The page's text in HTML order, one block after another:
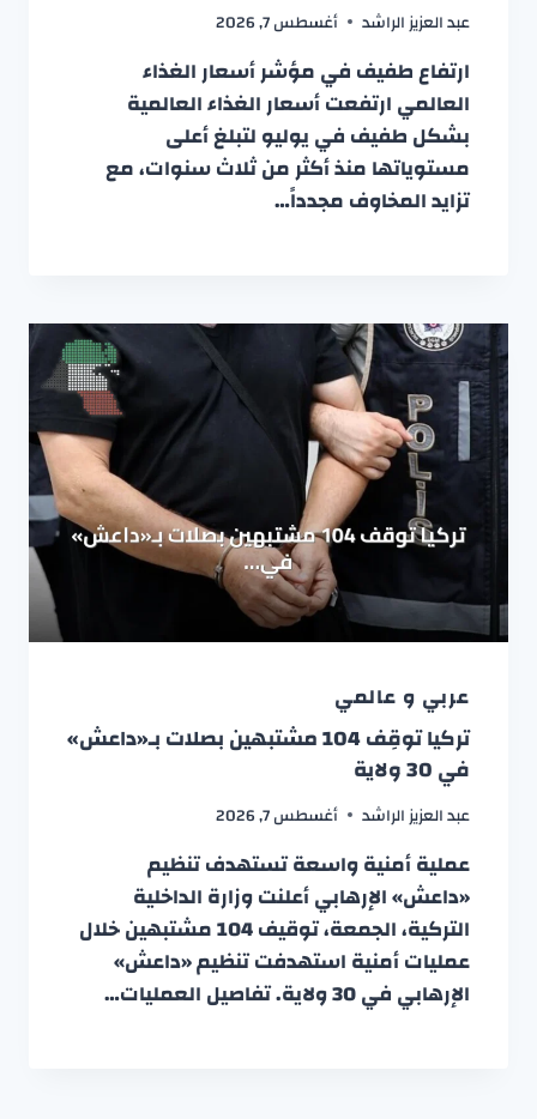
عبد العزيز الراشد أغسطس 7, 2026
ارتفاع طفيف في مؤشر أسعار الغذاء
العالمي ارتفعت أسعار الغذاء العالمية
بشكل طفيف في يوليو لتبلغ أعلى
مستوياتها منذ أكثر من ثلاث سنوات، مع
تزايد المخاوف مجدداً…
عربي و عالمي
تركيا توقِف 104 مشتبهين بصلات بـ«داعش»
في 30 ولاية
عبد العزيز الراشد أغسطس 7, 2026
عملية أمنية واسعة تستهدف تنظيم
«داعش» الإرهابي أعلنت وزارة الداخلية
التركية، الجمعة، توقيف 104 مشتبهين خلال
عمليات أمنية استهدفت تنظيم «داعش»
الإرهابي في 30 ولاية. تفاصيل العمليات…